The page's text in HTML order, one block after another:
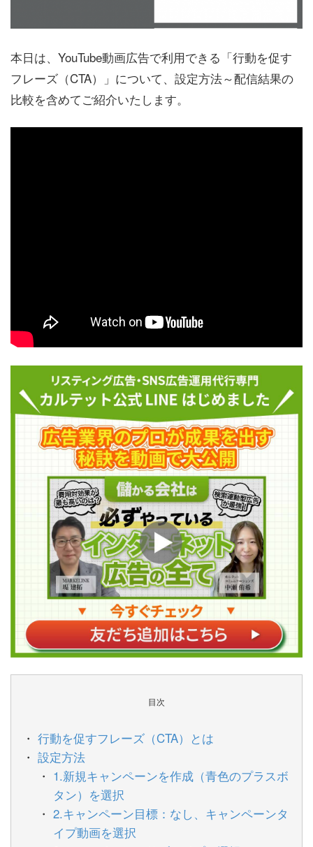
本日は、YouTube動画広告で利用できる「行動を促す
フレーズ（CTA）」について、設定方法～配信結果の
比較を含めてご紹介いたします。
目次
行動を促すフレーズ（CTA）とは
設定方法
1.新規キャンペーンを作成（青色のプラスボ
タン）を選択
2.キャンペーン目標：なし、キャンペーンタ
イプ動画を選択